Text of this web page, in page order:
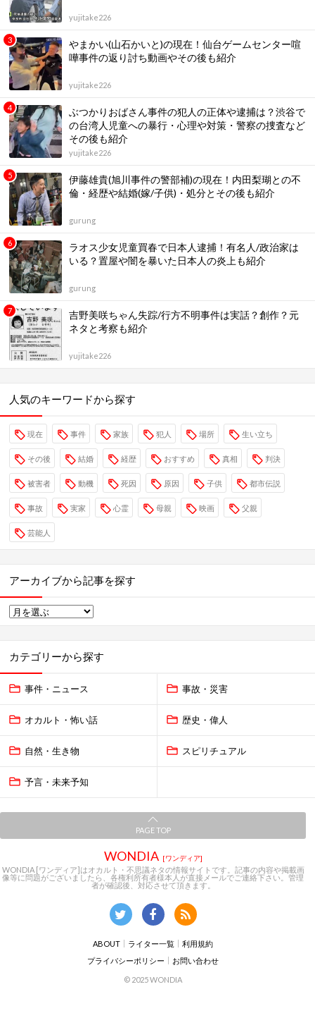
yujitake226
やまかい(山石かいと)の現在！仙台ゲームセンター喧
嘩事件の返り討ち動画やその後も紹介
yujitake226
ぶつかりおばさん事件の犯人の正体や逮捕は？渋谷で
の台湾人児童への暴行・心理や対策・警察の捜査など
その後も紹介
yujitake226
伊藤雄貴(旭川事件の警部補)の現在！内田梨瑚との不
倫・経歴や結婚(嫁/子供)・処分とその後も紹介
gurung
ラオス少女児童買春で日本人逮捕！有名人/政治家は
いる？置屋や闇を暴いた日本人の炎上も紹介
gurung
吉野美咲ちゃん失踪/行方不明事件は実話？創作？元
ネタと考察も紹介
yujitake226
人気のキーワードから探す
現在 事件 家族 犯人 場所 生い立ち
その後 結婚 経歴 おすすめ 真相 判決
被害者 動機 死因 原因 子供 都市伝説
事故 実家 心霊 母親 映画 父親
芸能人
アーカイブから記事を探す
カテゴリーから探す
事件・ニュース 事故・災害
オカルト・怖い話 歴史・偉人
自然・生き物 スピリチュアル
予言・未来予知
PAGE TOP
WONDIA [ワンディア]
WONDIA [ワンディア]はオカルト・不思議ネタの情報サイトです。記事の内容や掲載画
像等に問題がございましたら、各権利所有者様本人が直接メールでご連絡下さい。管理
者が確認後、対応させて頂きます。
ABOUT ライター一覧
利用規約
プライバシーポリシー
お問い合わせ
© 2025 WONDIA